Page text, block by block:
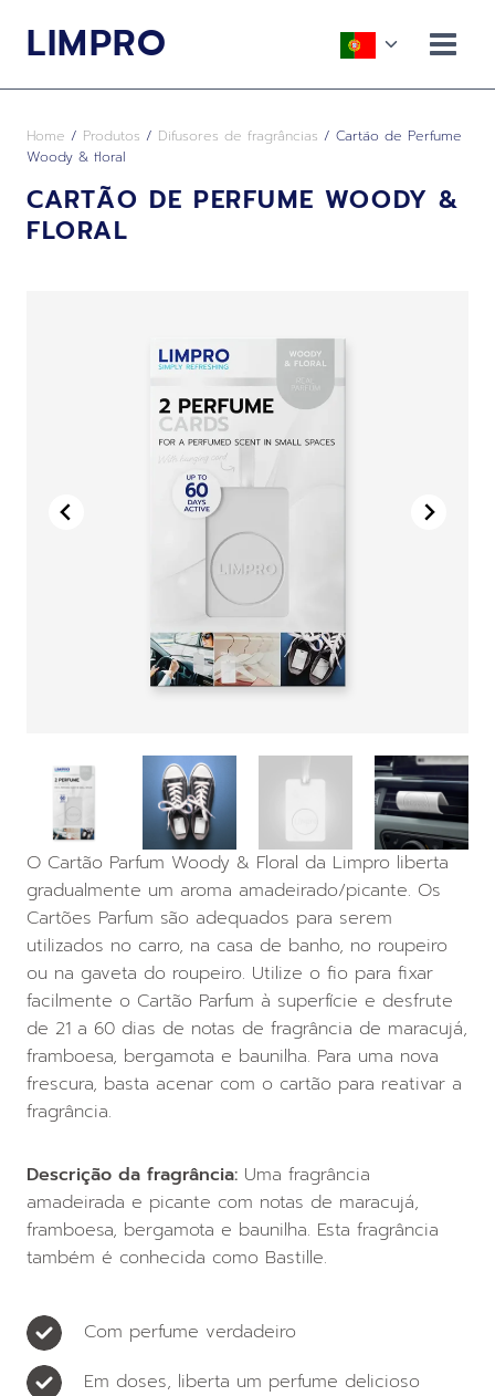
LIMPRO
Toggle
Home / Produtos / Difusores de fragrâncias / Cartão de Perfume
Woody & floral
CARTÃO DE PERFUME WOODY &
FLORAL
O Cartão Parfum Woody & Floral da Limpro liberta
gradualmente um aroma amadeirado/picante. Os
Cartões Parfum são adequados para serem
utilizados no carro, na casa de banho, no roupeiro
ou na gaveta do roupeiro. Utilize o fio para fixar
facilmente o Cartão Parfum à superfície e desfrute
de 21 a 60 dias de notas de fragrância de maracujá,
framboesa, bergamota e baunilha. Para uma nova
frescura, basta acenar com o cartão para reativar a
fragrância.
Descrição da fragrância: Uma fragrância
amadeirada e picante com notas de maracujá,
framboesa, bergamota e baunilha. Esta fragrância
também é conhecida como Bastille.
Com perfume verdadeiro
Em doses, liberta um perfume delicioso